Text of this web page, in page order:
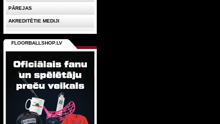
PĀREJAS
AKREDITĒTIE MEDIJI
FLOORBALLSHOP.LV